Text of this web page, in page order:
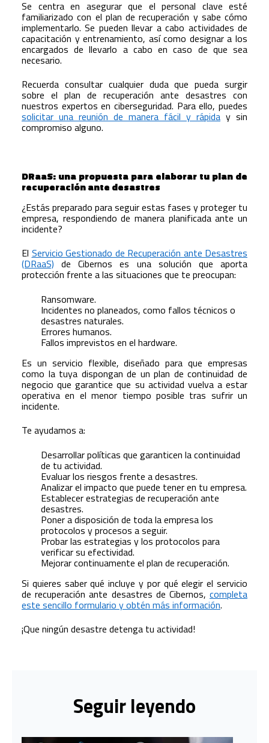
Se centra en asegurar que el personal clave esté
familiarizado con el plan de recuperación y sabe cómo
implementarlo. Se pueden llevar a cabo actividades de
capacitación y entrenamiento, así como designar a los
encargados de llevarlo a cabo en caso de que sea
necesario.
Recuerda consultar cualquier duda que pueda surgir
sobre el plan de recuperación ante desastres con
nuestros expertos en ciberseguridad. Para ello, puedes
solicitar una reunión de manera fácil y rápida y sin
compromiso alguno.
DRaaS: una propuesta para elaborar tu plan de
recuperación ante desastres
¿Estás preparado para seguir estas fases y proteger tu
empresa, respondiendo de manera planificada ante un
incidente?
El Servicio Gestionado de Recuperación ante Desastres
(DRaaS) de Cibernos es una solución que aporta
protección frente a las situaciones que te preocupan:
Ransomware.
Incidentes no planeados, como fallos técnicos o
desastres naturales.
Errores humanos.
Fallos imprevistos en el hardware.
Es un servicio flexible, diseñado para que empresas
como la tuya dispongan de un plan de continuidad de
negocio que garantice que su actividad vuelva a estar
operativa en el menor tiempo posible tras sufrir un
incidente.
Te ayudamos a:
Desarrollar políticas que garanticen la continuidad
de tu actividad.
Evaluar los riesgos frente a desastres.
Analizar el impacto que puede tener en tu empresa.
Establecer estrategias de recuperación ante
desastres.
Poner a disposición de toda la empresa los
protocolos y procesos a seguir.
Probar las estrategias y los protocolos para
verificar su efectividad.
Mejorar continuamente el plan de recuperación.
Si quieres saber qué incluye y por qué elegir el servicio
de recuperación ante desastres de Cibernos, completa
este sencillo formulario y obtén más información.
¡Que ningún desastre detenga tu actividad!
Seguir leyendo